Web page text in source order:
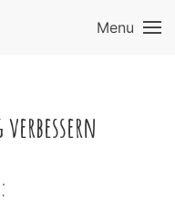
Menu